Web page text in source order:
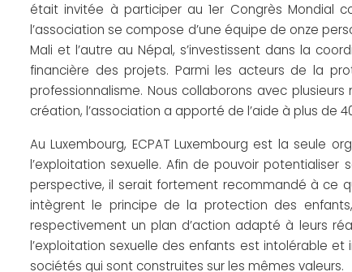
était invitée à participer au 1er Congrès Mondial
l’association se compose d’une équipe de onze
Mali et l’autre au Népal, s’investissent dans la
financière des projets. Parmi les acteurs de la
professionnalisme. Nous collaborons avec plusieurs
création, l’association a apporté de l’aide à plus de
Au Luxembourg, ECPAT Luxembourg est la
l’exploitation sexuelle. Afin de pouvoir
perspective, il serait fortement recommandé à ce
intègrent le principe de la protection des
respectivement un plan d’action adapté à leurs
l’exploitation sexuelle des enfants est intolérable
sociétés qui sont construites sur les mêmes valeurs.